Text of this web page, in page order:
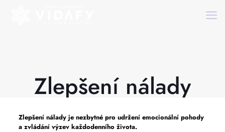
Zlepšení nálady
Zlepšení náladyje nezbytné pro udržení emocionální pohody
a zvládání výzev každodenního života.